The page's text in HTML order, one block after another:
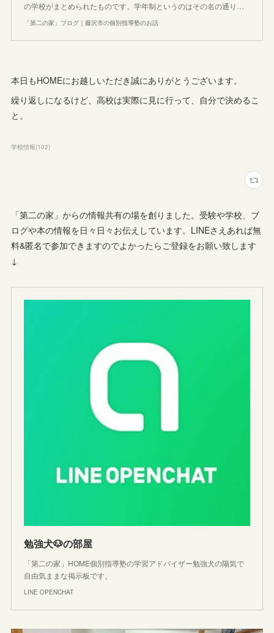
の学校がまとめられたものです。学年制というのはその名の通り…
「第二の家」ブログ｜藤沢市の個別指導塾のお話
本日もHOMEにお越しいただき誠にありがとうございます。
繰り返しになるけど、高校は実際に見に行って、自分で決めるこ
と。
学校情報(102)
「第二の家」からの情報共有の場を創りました。受験や学校、ブ
ログや本の情報を日々日々お伝えしています。LINEさえあれば無
料&匿名で参加できますのでよかったらご登録をお願い致します
↓
勉強犬🐶の部屋
「第二の家」HOME個別指導塾の学習アドバイザー勉強犬の陽気で
自由気ままな掲示板です。
LINE OPENCHAT